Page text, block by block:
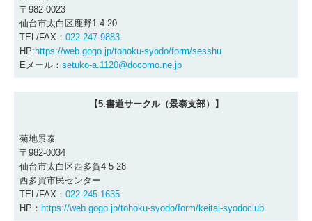
〒982-0023
仙台市太白区鹿野1-4-20
TEL/FAX： 022-247-9883
HP:https://web.gogo.jp/tohoku-syodo/form/sesshu
Eメール： setuko-a.1120@docomo.ne.jp
【5.書道サークル（景泰支部）】
菊地景泰
〒982-0034
仙台市太白区西多賀4-5-28
西多賀市民センター
TEL/FAX： 022-245-1635
HP： https://web.gogo.jp/tohoku-syodo/form/keitai-syodoclub